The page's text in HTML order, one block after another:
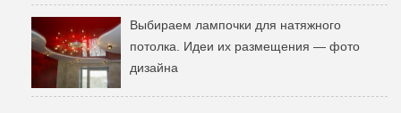
Выбираем лампочки для натяжного
потолка. Идеи их размещения — фото
дизайна